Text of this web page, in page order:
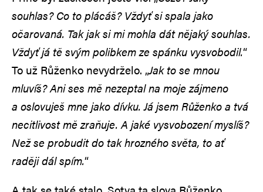
souhlas? Co to plácáš? Vždyť si spala jako
očarovaná. Tak jak si mi mohla dát nějaký souhlas.
Vždyť já tě svým polibkem ze spánku vysvobodil.“
To už Růženko nevydrželo. „Jak to se mnou
mluvíš? Ani ses mě nezeptal na moje zájmeno
a oslovuješ mne jako dívku. Já jsem Růženko a tvá
necitlivost mě zraňuje. A jaké vysvobození myslíš?
Než se probudit do tak hrozného světa, to ať
raději dál spím.“